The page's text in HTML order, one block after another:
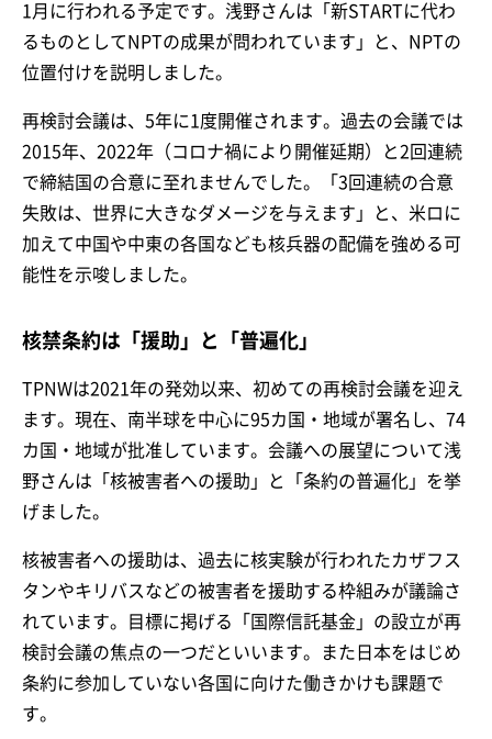
1月に行われる予定です。浅野さんは「新STARTに代わ
るものとしてNPTの成果が問われています」と、NPTの
位置付けを説明しました。
再検討会議は、5年に1度開催されます。過去の会議では
2015年、2022年（コロナ禍により開催延期）と2回連続
で締結国の合意に至れませんでした。「3回連続の合意
失敗は、世界に大きなダメージを与えます」と、米ロに
加えて中国や中東の各国なども核兵器の配備を強める可
能性を示唆しました。
核禁条約は「援助」と「普遍化」
TPNWは2021年の発効以来、初めての再検討会議を迎え
ます。現在、南半球を中心に95カ国・地域が署名し、74
カ国・地域が批准しています。会議への展望について浅
野さんは「核被害者への援助」と「条約の普遍化」を挙
げました。
核被害者への援助は、過去に核実験が行われたカザフス
タンやキリバスなどの被害者を援助する枠組みが議論さ
れています。目標に掲げる「国際信託基金」の設立が再
検討会議の焦点の一つだといいます。また日本をはじめ
条約に参加していない各国に向けた働きかけも課題で
す。